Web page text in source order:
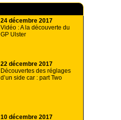
24 décembre 2017
Vidéo : A la découverte du
GP Ulster
22 décembre 2017
Découvertes des réglages
d’un side car : part Two
10 décembre 2017